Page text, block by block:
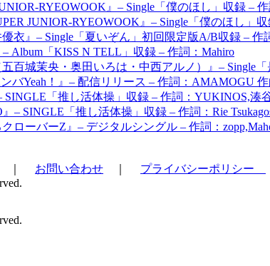
RYEOWOOK』– Single「僕のほし」収録 –
JUNIOR-RYEOWOOK』– Single「僕のほし」
衣』– Single「夏いぞん」初回限定版A/B収録 – 作
– Album「KISS N TELL」収録 – 作詞：Mahiro
五百城茉央・奥田いろは・中西アルノ）』– Single
バYeah！』– 配信リリース – 作詞：AMAMOGU
SINGLE「推し活体操」収録 – 作詞：YUKINOS,湊
』– SINGLE「推し活体操」収録 – 作詞：Rie
ローバーZ』– デジタルシングル – 作詞：
お問い合わせ
プライバシーポリシー